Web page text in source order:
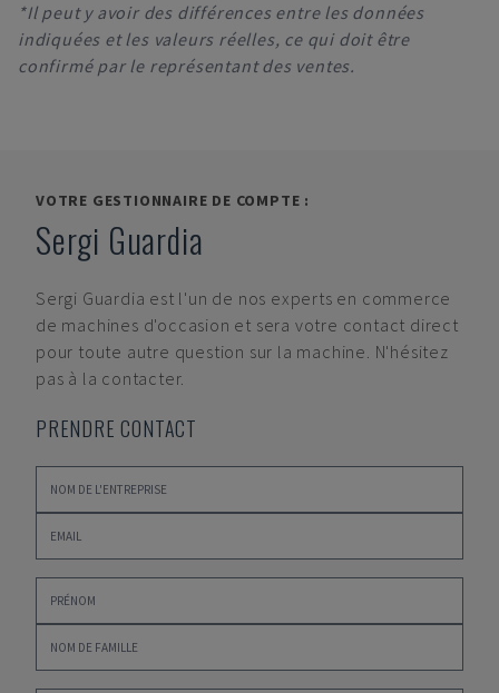
*Il peut y avoir des différences entre les données
indiquées et les valeurs réelles, ce qui doit être
confirmé par le représentant des ventes.
VOTRE GESTIONNAIRE DE COMPTE :
Sergi Guardia
Sergi Guardia est l'un de nos experts en commerce
de machines d'occasion et sera votre contact direct
pour toute autre question sur la machine. N'hésitez
pas à la contacter.
PRENDRE CONTACT